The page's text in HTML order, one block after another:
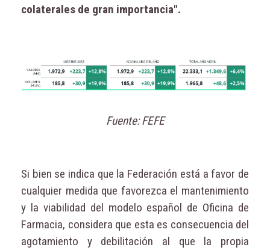
colaterales de gran importancia".
Fuente: FEFE
Si bien se indica que la Federación está a favor de
cualquier medida que favorezca el mantenimiento
y la viabilidad del modelo español de Oficina de
Farmacia, considera que esta es consecuencia del
agotamiento y debilitación al que la propia